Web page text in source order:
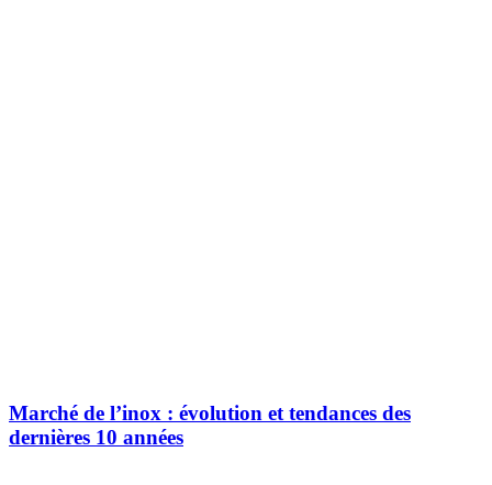
Marché de l’inox : évolution et tendances des
dernières 10 années